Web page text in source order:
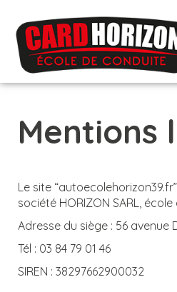
Mentions
Le site
société HORIZON SARL,
Adresse du siège : 56 avenue
Tél : 03 84 79 01 46
SIREN : 38297662900032